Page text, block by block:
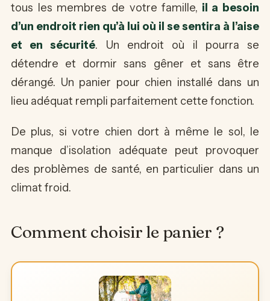
tous les membres de votre famille, il a besoin
d’un endroit rien qu’à lui où il se sentira à l’aise
et en sécurité. Un endroit où il pourra se
détendre et dormir sans gêner et sans être
dérangé. Un panier pour chien installé dans un
lieu adéquat rempli parfaitement cette fonction.
De plus, si votre chien dort à même le sol, le
manque d’isolation adéquate peut provoquer
des problèmes de santé, en particulier dans un
climat froid.
Comment choisir le panier ?